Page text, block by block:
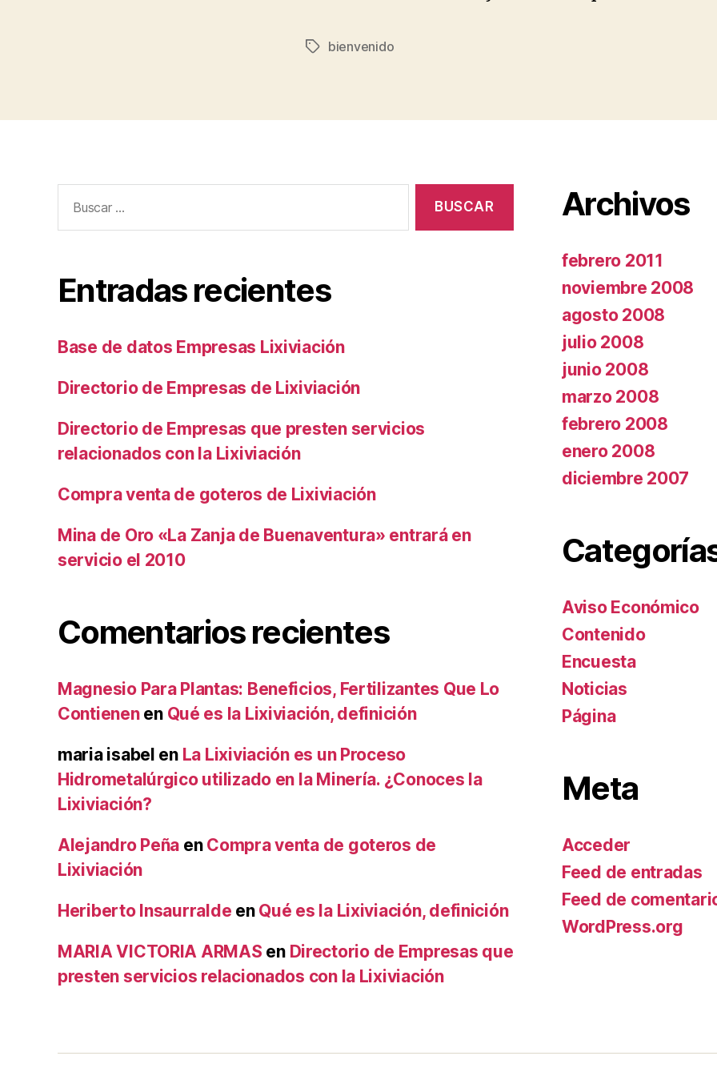
Etiquetas
bienvenido
Entradas recientes
Base de datos Empresas Lixiviación
Directorio de Empresas de Lixiviación
Directorio de Empresas que presten servicios
relacionados con la Lixiviación
Compra venta de goteros de Lixiviación
Mina de Oro «La Zanja de Buenaventura» entrará en
servicio el 2010
Comentarios recientes
Magnesio Para Plantas: Beneficios, Fertilizantes Que Lo
Contienenen Qué es la Lixiviación, definición
maria isabel en La Lixiviación es un Proceso
Hidrometalúrgico utilizado en la Minería. ¿Conoces la
Lixiviación?
Alejandro Peña en Compra venta de goteros de
Lixiviación
Heriberto Insaurralde en Qué es la Lixiviación, definición
MARIA VICTORIA ARMAS en Directorio de Empresas que
presten servicios relacionados con la Lixiviación
Archivos
febrero 2011
noviembre 2008
agosto 2008
julio 2008
junio 2008
marzo 2008
febrero 2008
enero 2008
diciembre 2007
Aviso Económico
Contenido
Encuesta
Noticias
Página
Meta
Acceder
Feed de entradas
Feed de
WordPress.org